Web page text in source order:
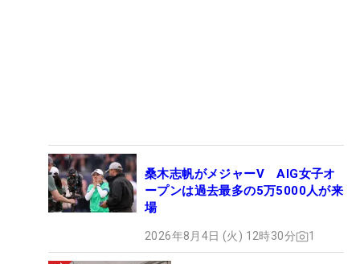
桑木志帆がメジャーV AIG女子オ
ープンは過去最多の5万5000人が来
場
2026年8月4日 (火) 12時30分 1